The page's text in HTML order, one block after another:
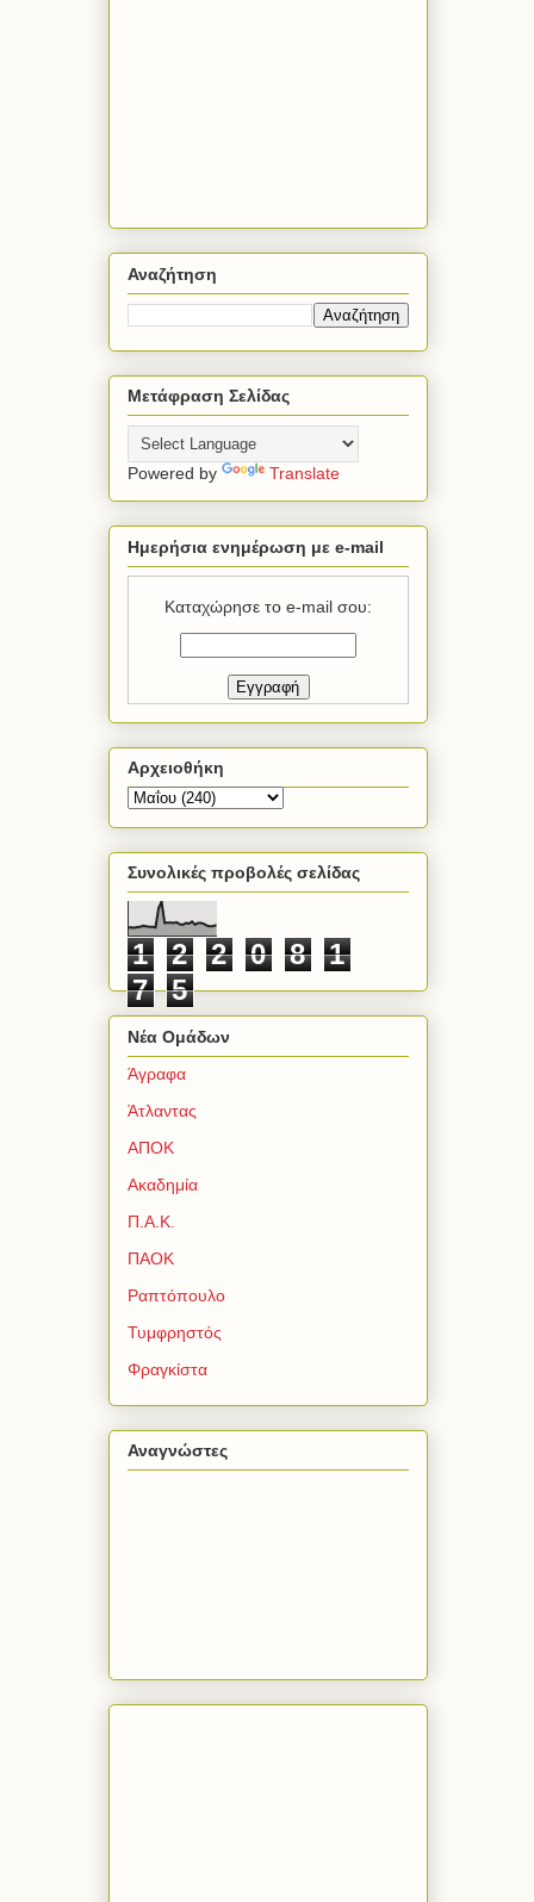
Αναζήτηση
Μετάφραση Σελίδας
Powered by Translate
Ημερήσια ενημέρωση με e-mail
Καταχώρησε το e-mail σου:
Αρχειοθήκη
Συνολικές προβολές σελίδας
1 2 2 0 8
1
7
5
Νέα Ομάδων
Άγραφα
Άτλαντας
ΑΠΟΚ
Ακαδημία
Π.Α.Κ.
ΠΑΟΚ
Ραπτόπουλο
Τυμφρηστός
Φραγκίστα
Αναγνώστες